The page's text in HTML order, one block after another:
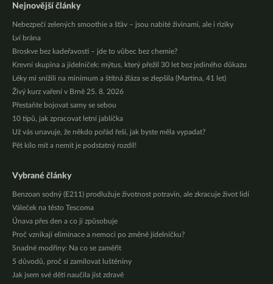
Nejnovější články
Nebezpečí zelených smoothie a šťáv – jsou nabité živinami, ale i riziky
Lví brána
Broskve bez kadeřavosti – jde to vůbec bez chemie?
Krevní skupina a jídelníček: mýtus, který přežil 30 let bez jediného důkazu
Léky mi snížili na minimum a štítná žláza se zlepšila (Martina, 41 let)
Živý kurz vaření v Brně 25. 8. 2026
Přestaňte bojovat samy se sebou
10 tipů, jak zpracovat letní jablíčka
Už vás unavuje, že někdo pořád řeší, jak byste měla vypadat?
Pět kilo mít a nemít je podstatný rozdíl!
Vybrané články
Benzoan sodný (E211) prodlužuje životnost potravin, ale zkracuje život lidí
Váleček na těsto Tescoma
Únava přes den a co ji způsobuje
Proč vznikají eliminace a nemoci po změně jídelníčku?
Snadné modřiny: Na co se zaměřit
5 důvodů, proč si zamilovat luštěniny
Jak jsem své děti naučila jíst zdravě